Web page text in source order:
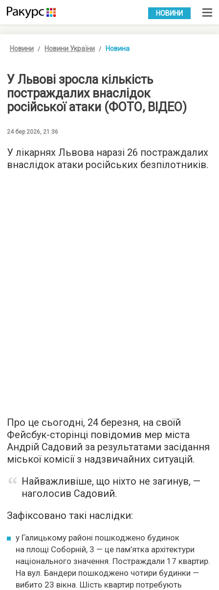
УКР РУС
НОВИНИ
Новини Новини України Новина
У Львові зросла кількість
постраждалих внаслідок
російської атаки (ФОТО, ВІДЕО)
24 бер 2026, 21:36
У лікарнях Львова наразі 26 постраждалих
внаслідок атаки російських безпілотників.
Про це сьогодні, 24 березня, на своїй
Фейсбук-сторінці повідомив мер міста
Андрій Садовий за результатами засідання
міської комісії з надзвичайних ситуацій.
Найважливіше, що ніхто не загинув, —
наголосив Садовий.
Зафіксовано такі наслідки:
у Галицькому районі пошкоджено будинок
на площі Соборній, 3 — це пам’ятка архітектури
національного значення. Постраждали 17 квартир.
На вул. Бандери пошкоджено чотири будинки —
вибито 23 вікна. Шість квартир потребують